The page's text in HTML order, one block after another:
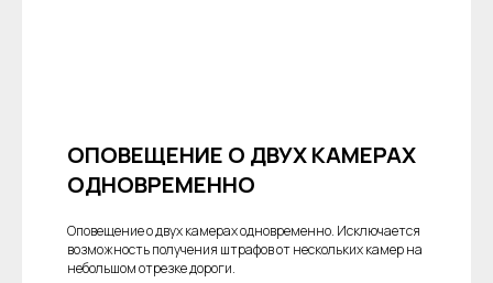
ОПОВЕЩЕНИЕ О ДВУХ КАМЕРАХ
ОДНОВРЕМЕННО
Оповещение о двух камерах одновременно. Исключается
возможность получения штрафов от нескольких камер на
небольшом отрезке дороги.